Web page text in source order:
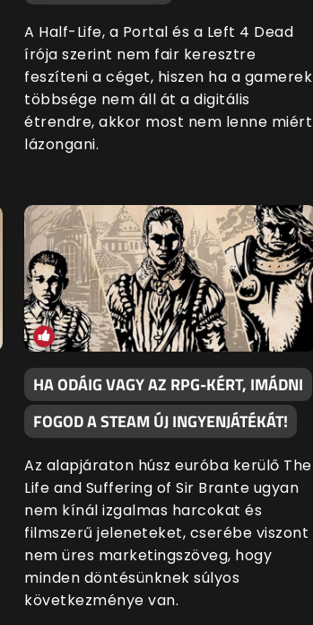
A Half-Life, a Portal és a Left 4 Dead
írója szerint nem fair keresztre
feszíteni a céget, hiszen ha a gamerek
többsége nem áll át a digitális
étrendre, akkor most nem lenne miért
lázongani.
HA ODÁIG VAGY AZ RPG-KÉRT, IMÁDNI
FOGOD A STEAM ÚJ INGYENJÁTÉKÁT!
Az alapjáraton húsz euróba kerülő The
Life and Suffering of Sir Brante ugyan
nem kínál izgalmas harcokat és
filmszerű jeleneteket, cserébe viszont
nem üres marketingszöveg, hogy
minden döntésünknek súlyos
következménye van.